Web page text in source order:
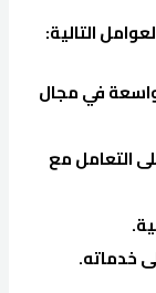
التالية:
في مجال
التعامل مع
خدماته.